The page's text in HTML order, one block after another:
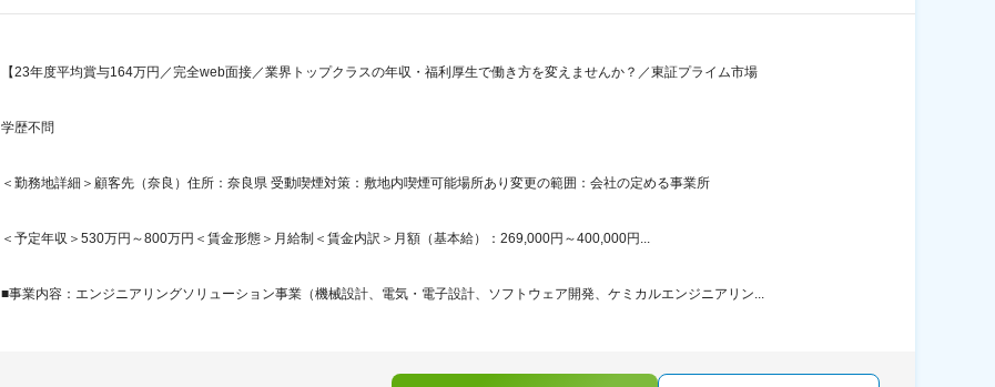
【23年度平均賞与164万円／完全web面接／業界トップクラスの年収・福利厚生で働き方を変えませんか？／東証プライム市場
学歴不問
＜勤務地詳細＞顧客先（奈良）住所：奈良県 受動喫煙対策：敷地内喫煙可能場所あり変更の範囲：会社の定める事業所
＜予定年収＞530万円～800万円＜賃金形態＞月給制＜賃金内訳＞月額（基本給）：269,000円～400,000円...
■事業内容：エンジニアリングソリューション事業（機械設計、電気・電子設計、ソフトウェア開発、ケミカルエンジニアリン...